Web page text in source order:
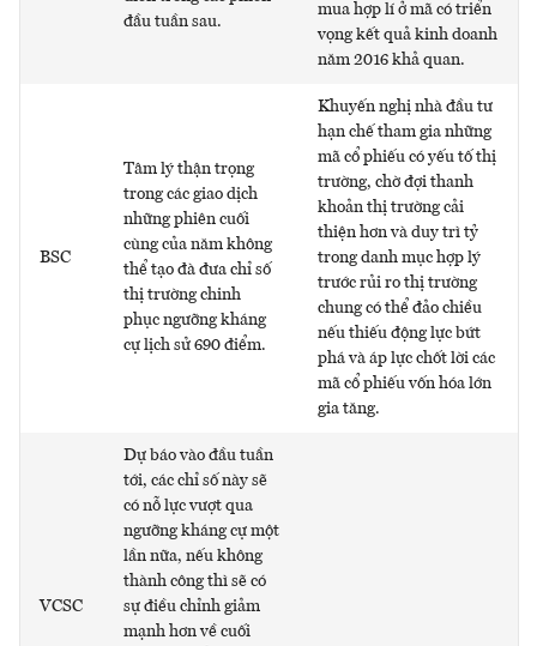
đầu tuần sau.
mua hợp lí ở mã có triển
vọng kết quả kinh doanh
năm 2016 khả quan.
BSC
Tâm lý thận trọng
trong các giao dịch
những phiên cuối
cùng của năm không
thể tạo đà đưa chỉ số
thị trường chinh
phục ngưỡng kháng
cự lịch sử 690 điểm.
Khuyến nghị nhà đầu tư
hạn chế tham gia những
mã cổ phiếu có yếu tố thị
trường, chờ đợi thanh
khoản thị trường cải
thiện hơn và duy trì tỷ
trong danh mục hợp lý
trước rủi ro thị trường
chung có thể đảo chiều
nếu thiếu động lực bứt
phá và áp lực chốt lời các
mã cổ phiếu vốn hóa lớn
gia tăng.
VCSC
Dự báo vào đầu tuần
tới, các chỉ số này sẽ
có nỗ lực vượt qua
ngưỡng kháng cự một
lần nữa, nếu không
thành công thì sẽ có
sự điều chỉnh giảm
mạnh hơn về cuối